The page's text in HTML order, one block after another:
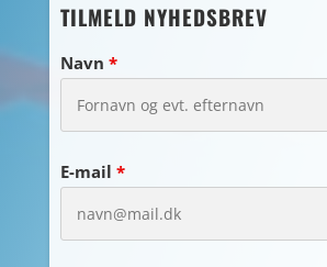
TILMELD NYHEDSBREV
Navn *
E-mail *